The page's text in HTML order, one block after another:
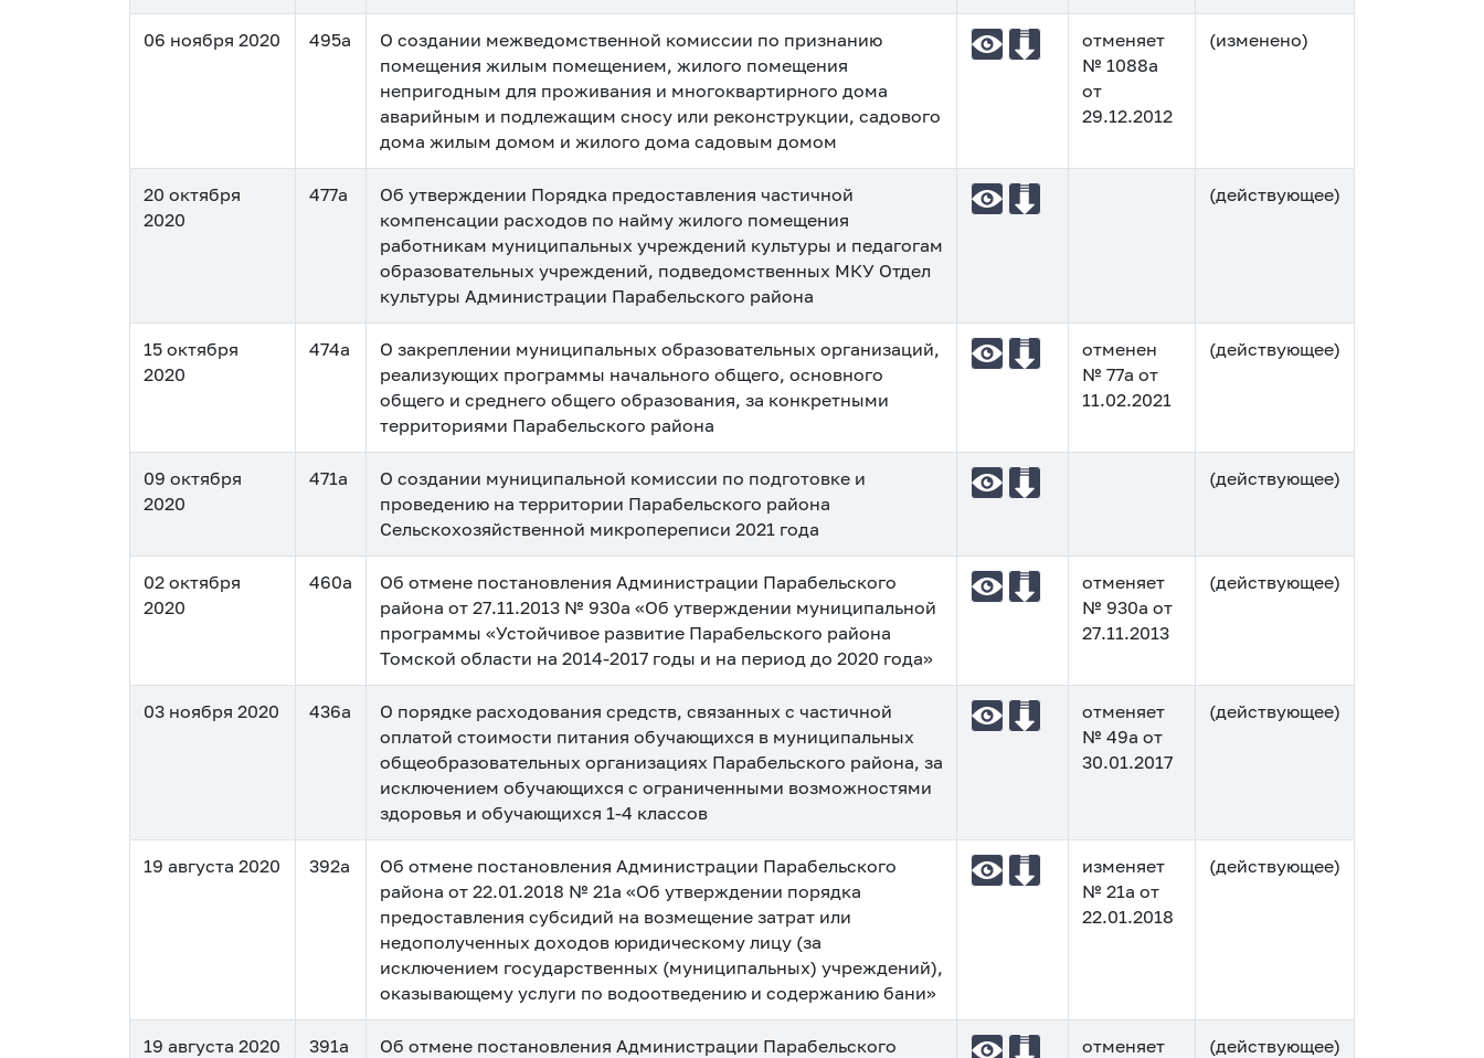
06 ноября 2020 495а
О создании межведомственной комиссии по признанию
помещения жилым помещением, жилого помещения
непригодным для проживания и многоквартирного дома
аварийным и подлежащим сносу или реконструкции, садового
дома жилым домом и жилого дома садовым домом
отменяет
№ 1088а
от
29.12.2012
(изменено)
20 октября
2020
477а
Об утверждении Порядка предоставления частичной
компенсации расходов по найму жилого помещения
работникам муниципальных учреждений культуры и педагогам
образовательных учреждений, подведомственных МКУ Отдел
культуры Администрации Парабельского района
(действующее)
15 октября
2020
474а
О закреплении муниципальных образовательных организаций,
реализующих программы начального общего, основного
общего и среднего общего образования, за конкретными
территориями Парабельского района
отменен
№ 77а от
11.02.2021
(действующее)
09 октября
2020
471а
О создании муниципальной комиссии по подготовке и
проведению на территории Парабельского района
Сельскохозяйственной микропереписи 2021 года
(действующее)
02 октября
2020
460а
Об отмене постановления Администрации Парабельского
района от 27.11.2013 № 930а «Об утверждении муниципальной
программы «Устойчивое развитие Парабельского района
Томской области на 2014-2017 годы и на период до 2020 года»
отменяет
№ 930а от
27.11.2013
(действующее)
03 ноября 2020 436а
О порядке расходования средств, связанных с частичной
оплатой стоимости питания обучающихся в муниципальных
общеобразовательных организациях Парабельского района, за
исключением обучающихся с ограниченными возможностями
здоровья и обучающихся 1-4 классов
отменяет
№ 49а от
30.01.2017
(действующее)
19 августа 2020 392а
Об отмене постановления Администрации Парабельского
района от 22.01.2018 № 21а «Об утверждении порядка
предоставления субсидий на возмещение затрат или
недополученных доходов юридическому лицу (за
исключением государственных (муниципальных) учреждений),
оказывающему услуги по водоотведению и содержанию бани»
изменяет
№ 21а от
22.01.2018
(действующее)
19 августа 2020 391а
Об отмене постановления Администрации Парабельского
отменяет
(действующее)